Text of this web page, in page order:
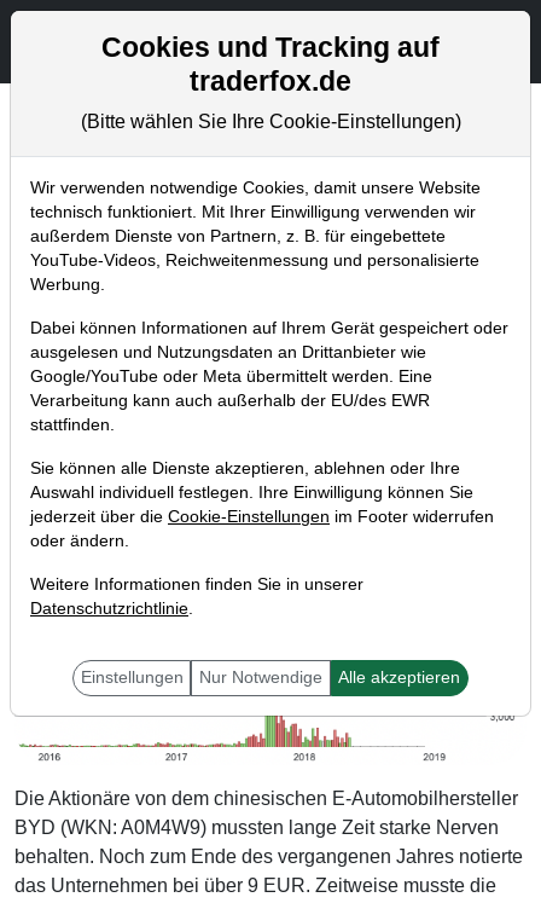
Aktien- und Artikelsuche
Chartanalysen
Home Blog Chartanalysen
Chartanalyse BYD: Big-Picture
Breakout! Chinesischer
Automobilhersteller vor
Trendfortsetzung!
13.12.2018 um 19:03 Uhr
Die Aktionäre von dem chinesischen E-Automobilhersteller
BYD (WKN: A0M4W9) mussten lange Zeit starke Nerven
behalten. Noch zum Ende des vergangenen Jahres notierte
das Unternehmen bei über 9 EUR. Zeitweise musste die
Cookies und Tracking auf
traderfox.de
(Bitte wählen Sie Ihre Cookie-Einstellungen)
Wir verwenden notwendige Cookies, damit unsere Website
technisch funktioniert. Mit Ihrer Einwilligung verwenden wir
außerdem Dienste von Partnern, z. B. für eingebettete
YouTube-Videos, Reichweitenmessung und personalisierte
Werbung.
Dabei können Informationen auf Ihrem Gerät gespeichert oder
ausgelesen und Nutzungsdaten an Drittanbieter wie
Google/YouTube oder Meta übermittelt werden. Eine
Verarbeitung kann auch außerhalb der EU/des EWR
stattfinden.
Sie können alle Dienste akzeptieren, ablehnen oder Ihre
Auswahl individuell festlegen. Ihre Einwilligung können Sie
jederzeit über die Cookie-Einstellungen im Footer widerrufen
oder ändern.
Weitere Informationen finden Sie in unserer
Datenschutzrichtlinie.
Einstellungen Nur Notwendige Alle akzeptieren